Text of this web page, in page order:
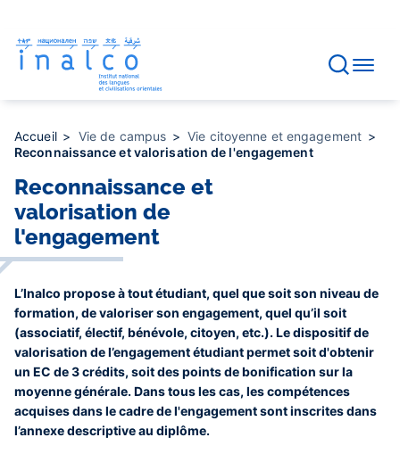
contenu
principal
Accueil Vie de campus
Vie citoyenne et engagement
Reconnaissance et valorisation de l'engagement
Reconnaissance et
valorisation de
l'engagement
L’Inalco propose à tout étudiant, quel que soit son niveau de
formation, de valoriser son engagement, quel qu’il soit
(associatif, électif, bénévole, citoyen, etc.). Le dispositif de
valorisation de l’engagement étudiant permet soit d'obtenir
un EC de 3 crédits, soit des points de bonification sur la
moyenne générale. Dans tous les cas, les compétences
acquises dans le cadre de l'engagement sont inscrites dans
l’annexe descriptive au diplôme.